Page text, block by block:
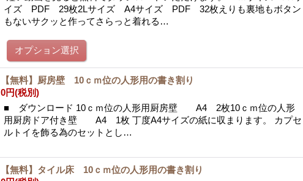
イズ PDF 29枚2Lサイズ A4サイズ PDF 32枚えりも裏地もボタン
もないサクッと作ってさらっと着れる…
【無料】厨房壁 10ｃｍ位の人形用の書き割り
0円(税別)
■ ダウンロード 10ｃｍ位の人形用厨房壁 A4 2枚10ｃｍ位の人形
用厨房ドア付き壁 A4 1枚 丁度A4サイズの紙に収まります。 カプセ
ルトイを飾る為のセットとし…
【無料】タイル床 10ｃｍ位の人形用の書き割り